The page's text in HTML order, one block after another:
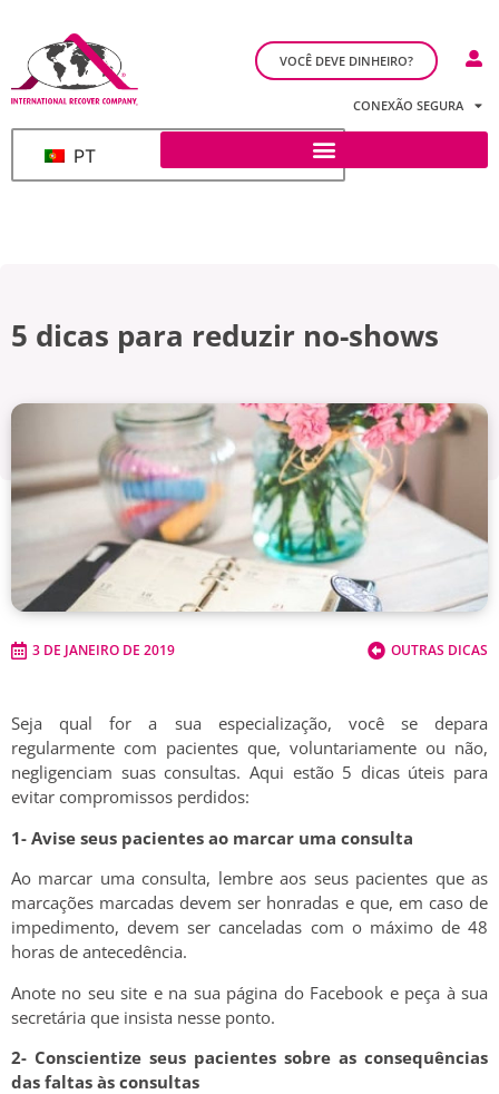
PT
VOCÊ DEVE DINHEIRO?
CONEXÃO SEGURA
5 dicas para reduzir no-shows
3 DE JANEIRO DE 2019 OUTRAS DICAS
Seja qual for a sua especialização, você se depara
regularmente com pacientes que, voluntariamente ou não,
negligenciam suas consultas. Aqui estão 5 dicas úteis para
evitar compromissos perdidos:
1- Avise seus pacientes ao marcar uma consulta
Ao marcar uma consulta, lembre aos seus pacientes que as
marcações marcadas devem ser honradas e que, em caso de
impedimento, devem ser canceladas com o máximo de 48
horas de antecedência.
Anote no seu site e na sua página do Facebook e peça à sua
secretária que insista nesse ponto.
2- Conscientize seus pacientes sobre as consequências
das faltas às consultas